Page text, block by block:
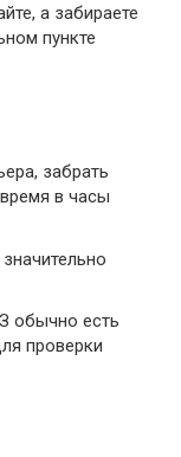
а забираете
пункте
забрать
в часы
обычно есть
проверки